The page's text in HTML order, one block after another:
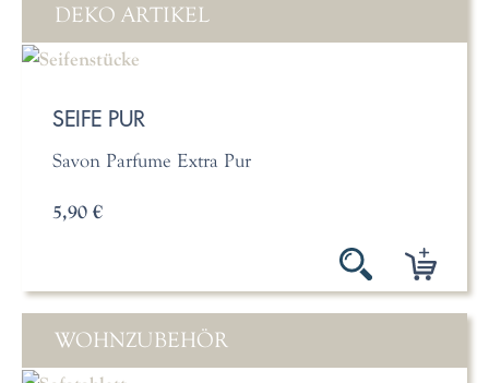
DEKO ARTIKEL
SEIFE PUR
Savon Parfume Extra Pur
5,90 €
WOHNZUBEHÖR